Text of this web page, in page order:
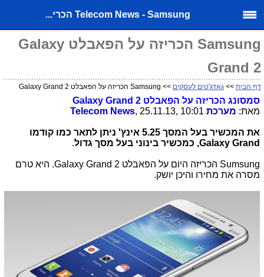
Telecom News - Samsung הכרי...
Samsung הכריזה על הפאבלט Galaxy
Grand 2
דף הבית >> גאדג'טים לעסקים >> Samsung הכריזה על הפאבלט Galaxy Grand 2
סמסונג הכריזה על הפאבלט Galaxy Grand 2
מאת: מערכת Telecom News, 25.11.13, 10:01
את המכשיר בעל המסך 5.25 אינץ' ניתן לתאר כמו קודמו
Galaxy Grand, כמכשיר בינוני בעל מסך גדול
.
Sumsung הכריזה היום על הפאבלט Galaxy Grand 2. היא טרם
מסרה את מחירו והיכן יושק.